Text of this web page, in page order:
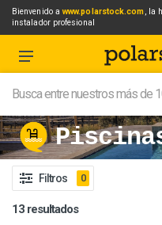
Bienvenido awww.polarstock.com, la
instalador profesional
Filtros 0
13 resultados